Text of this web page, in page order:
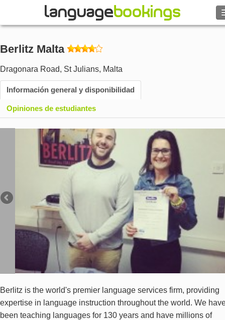
EXPLORAR
Identifícate
Moneda €
Berlitz Malta
Dragonara Road, St Julians, Malta
Información general y disponibilidad
Opiniones de estudiantes
Berlitz is the world's premier language services firm, providing
expertise in language instruction throughout the world. We
been teaching languages for 130 years and have millions of